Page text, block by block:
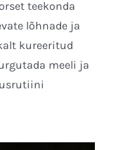
teekonda
lõhnade ja
kureeritud
meeli ja